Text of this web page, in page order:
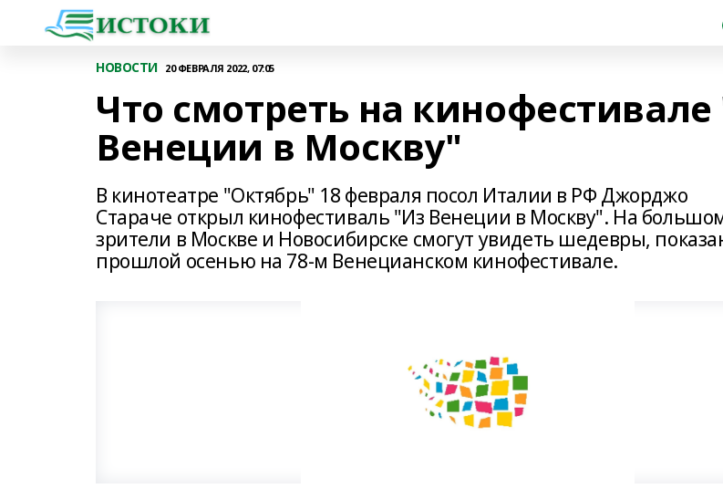
НОВОСТИ 20 ФЕВРАЛЯ 2022, 07:05
Что смотреть на
Венеции в Москву"
В кинотеатре "Октябрь" 18 февраля посол Италии в РФ Джорджо
Стараче открыл кинофестиваль "Из Венеции в Москву". На
зрители в Москве и Новосибирске смогут увидеть шедевры,
прошлой осенью на 78-м Венецианском кинофестивале.